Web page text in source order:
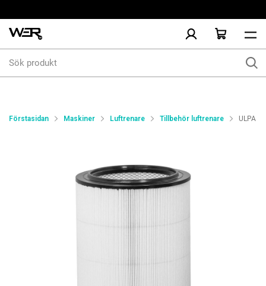
produkt
Förstasidan Maskiner Luftrenare Tillbehör luftrenare ULPA